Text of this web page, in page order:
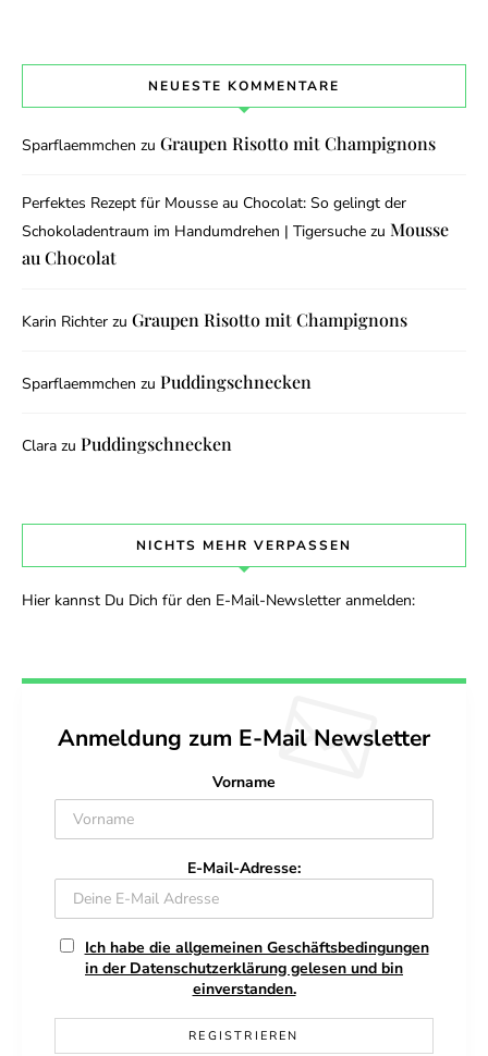
NEUESTE KOMMENTARE
Sparflaemmchen zu Graupen Risotto mit Champignons
Perfektes Rezept für Mousse au Chocolat: So gelingt der
Schokoladentraum im Handumdrehen | Tigersuche zu Mousse
au Chocolat
Karin Richter zu Graupen Risotto mit Champignons
Sparflaemmchen zu Puddingschnecken
Clara zu Puddingschnecken
NICHTS MEHR VERPASSEN
Hier kannst Du Dich für den E-Mail-Newsletter anmelden:
Anmeldung zum E-Mail Newsletter
Vorname
E-Mail-Adresse:
Ich habe die allgemeinen Geschäftsbedingungen
in der Datenschutzerklärung gelesen und bin
einverstanden.